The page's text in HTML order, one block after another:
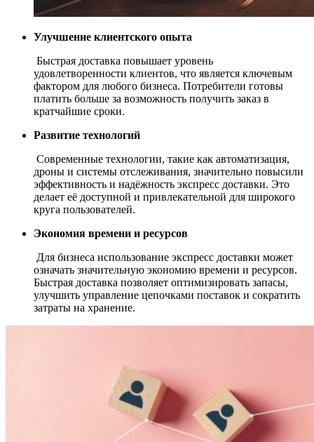
Улучшение клиентского опыта
Быстрая доставка повышает уровень
удовлетворенности клиентов, что является ключевым
фактором для любого бизнеса. Потребители готовы
платить больше за возможность получить заказ в
кратчайшие сроки.
Развитие технологий
Современные технологии, такие как автоматизация,
дроны и системы отслеживания, значительно повысили
эффективность и надёжность экспресс доставки. Это
делает её доступной и привлекательной для широкого
круга пользователей.
Экономия времени и ресурсов
Для бизнеса использование экспресс доставки может
означать значительную экономию времени и ресурсов.
Быстрая доставка позволяет оптимизировать запасы,
улучшить управление цепочками поставок и сократить
затраты на хранение.